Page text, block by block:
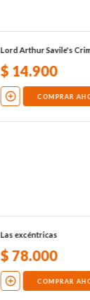
Lord Arthur Savile's
$ 14.900
COMPRAR
Las excéntricas
$78.000
COMPRAR